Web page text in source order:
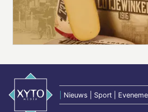
Nieuws | Sport |